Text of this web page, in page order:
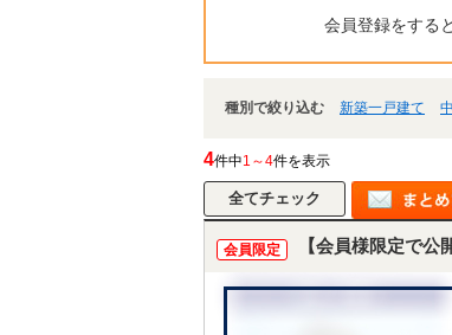
会員登録をする
種別で絞り込む 新築一戸建て
4件中1～4件を表示
会員限定 【会員様限定で公